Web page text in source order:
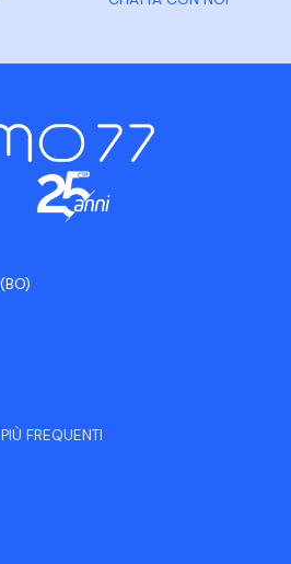
FREQUENTI